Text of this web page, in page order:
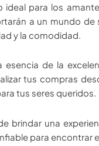
ideal para los
a un mundo
y la comodidad.
de la
tus compras
tus seres queridos.
brindar una
para